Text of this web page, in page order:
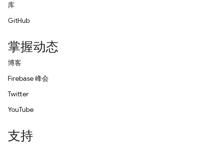
库
GitHub
掌握动态
博客
Firebase 峰会
Twitter
YouTube
支持